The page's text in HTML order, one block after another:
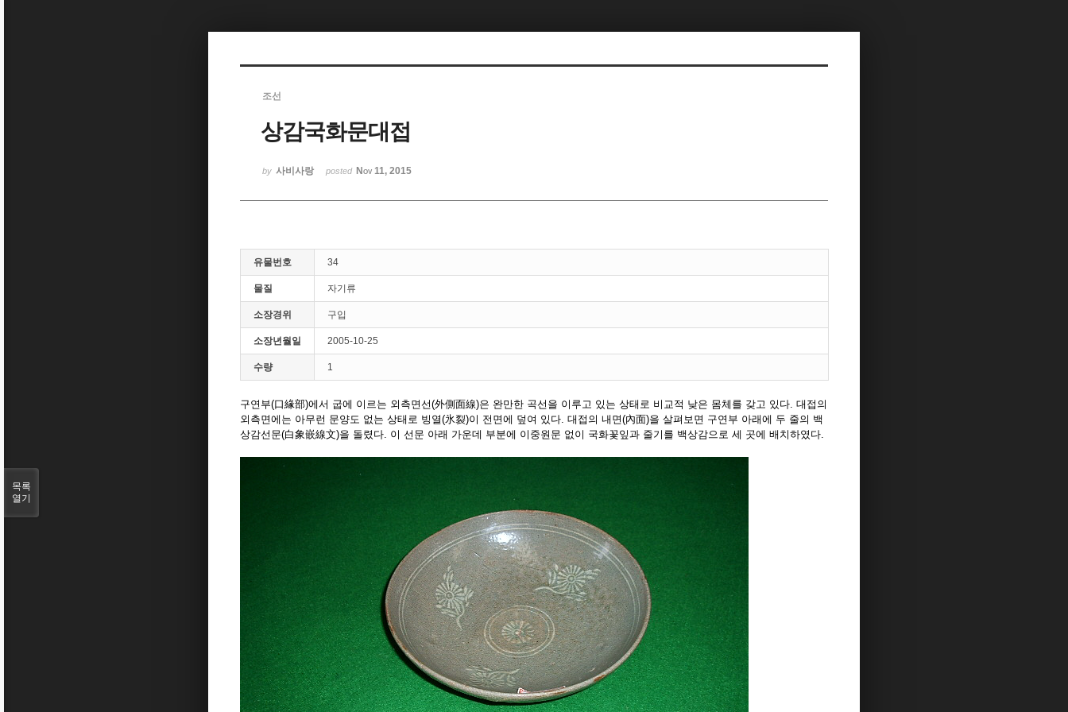
조선
상감국화문대접
by 사비사랑 posted Nov 11, 2015
유물번호 34
물질 자기류
소장경위 구입
소장년월일 2005-10-25
수량 1
구연부(口緣部)에서 굽에 이르는 외측면선(外側面線)은 완만한 곡선을 이루고 있는 상태로 비교적 낮은 몸체를 갖고 있다. 대접의
외측면에는 아무런 문양도 없는 상태로 빙열(氷裂)이 전면에 덮여 있다. 대접의 내면(內面)을 살펴보면 구연부 아래에 두 줄의 백
상감선문(白象嵌線文)을 돌렸다. 이 선문 아래 가운데 부분에 이중원문 없이 국화꽃잎과 줄기를 백상감으로 세 곳에 배치하였다.
목록
열기
Sketchbook5, 스케치북5
Sketchbook5, 스케치북5